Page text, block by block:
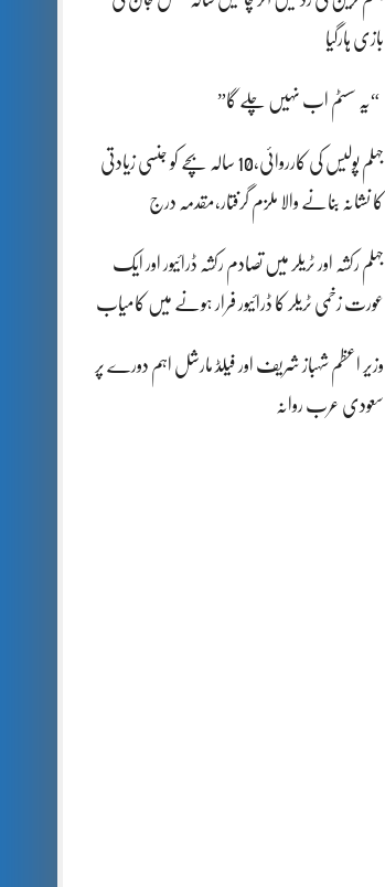
بازی ہارگیا
“یہ سسٹم اب نہیں چلے گا”
جہلم پولیس کی کارروائی،10 سالہ بچے کو جنسی زیادتی
کا نشانہ بنانے والا ملزم گرفتار،مقدمہ درج
جہلم رکشہ اور ٹریلر میں تصادم رکشہ ڈرائیور اور ایک
عورت زخمی ٹریلر کا ڈرائیور فرار ہونے میں کامیاب
وزیر اعظم شہباز شریف اور فیلڈ مارشل اہم دورے پر
سعودی عرب روانہ